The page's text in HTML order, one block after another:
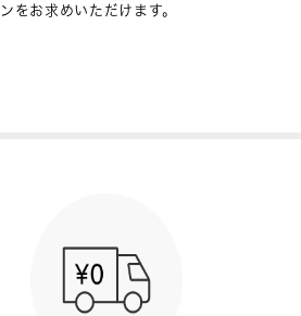
ンをお求めいただけます。